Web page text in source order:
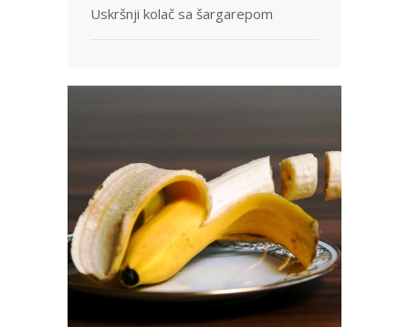
Uskršnji kolač sa šargarepom